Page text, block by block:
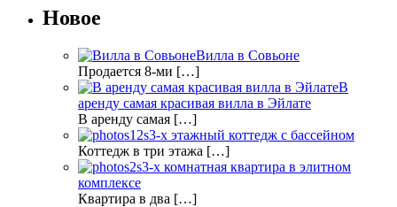
Новое
Вилла в Совьоне
Продается 8-ми […]
В
аренду самая красивая вилла в Эйлате
В аренду самая […]
3-х этажный коттедж с бассейном
Коттедж в три этажа […]
3-х комнатная квартира в элитном
комплексе
Квартира в два […]